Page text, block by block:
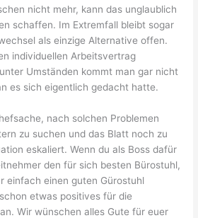
nicht mehr, kann das unglaublich
schaffen. Im Extremfall bleibt sogar
als einzige Alternative offen.
individuellen Arbeitsvertrag
Umständen kommt man gar nicht
es sich eigentlich gedacht hatte.
nach solchen Problemen
zu suchen und das Blatt noch zu
eskaliert. Wenn du als Boss dafür
den für sich besten Bürostuhl,
einfach einen guten Gürostuhl
etwas positives für die
Wir wünschen alles Gute für euer